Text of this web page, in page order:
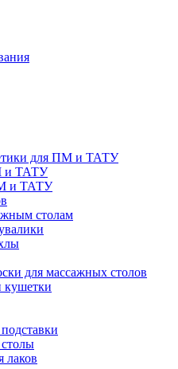
для ПМ и ТАТУ
и ТАТУ
и ТАТУ
столам
для массажных столов
кушетки
лаков